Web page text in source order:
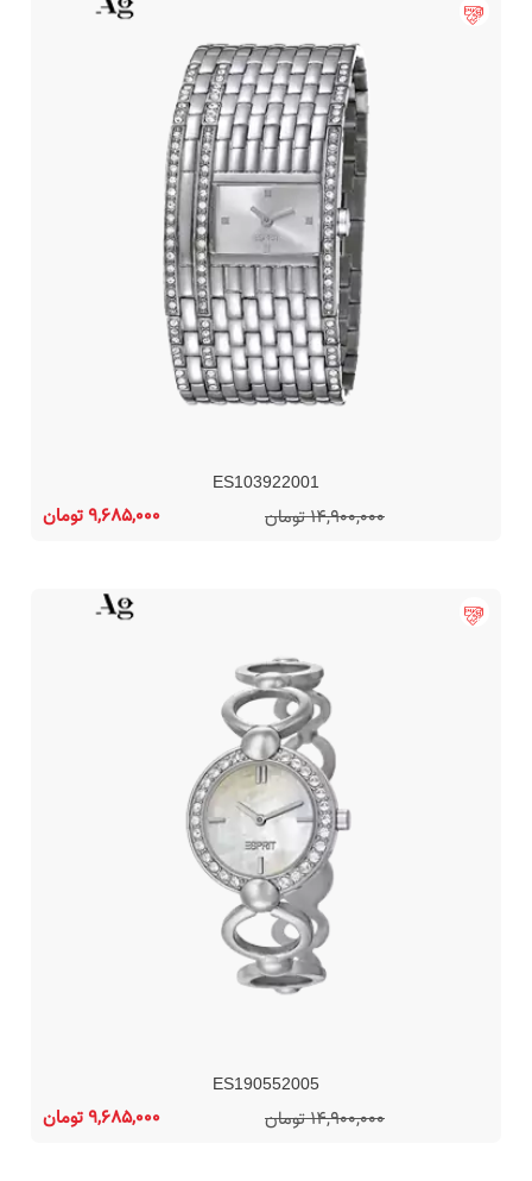
ES103922001
9,685,000 تومان 14,900,000 تومان
ES190552005
9,685,000 تومان 14,900,000 تومان